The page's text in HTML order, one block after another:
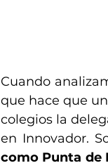
Cuando
que hace que
colegios la
en Innovador.
como Punta de